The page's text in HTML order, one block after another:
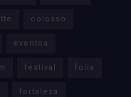
colosso
eventos
festival folia
fortaleza